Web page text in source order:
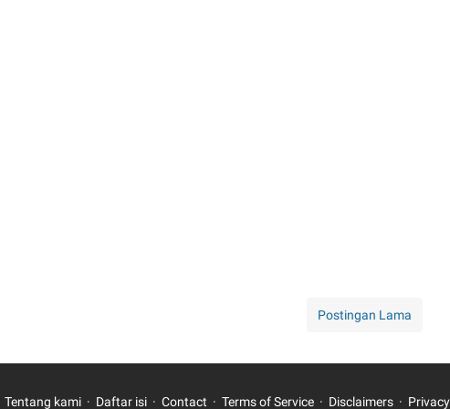
Postingan Lama
Tentang kami Daftar isi Contact Terms of Service Disclaimers